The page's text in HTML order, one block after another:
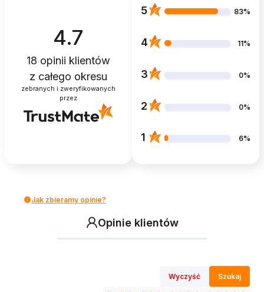
4.7
18 opinii klientów
z całego okresu
zebranych i zweryfikowanych
przez
5 83%
4 11%
3 0%
2 0%
1 6%
Jak zbieramy opinie?
Opinie klientów
Wyczyść Szukaj